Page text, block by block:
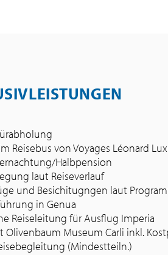
Reisebus von Voyages Léonard
Halbpension
laut Reiseverlauf
und Besichitugngen laut
in Genua
Reiseleitung für Ausflug Imperia
Olivenbaum Museum Carli inkl.
(Mindestteiln.)